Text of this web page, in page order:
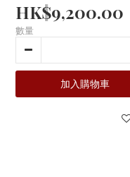
HK$9,200.00
數量
加入購物車